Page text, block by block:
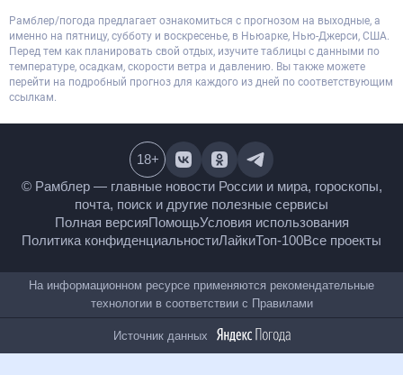
Рамблер/погода предлагает ознакомиться с прогнозом на выходные, а
именно на пятницу, субботу и воскресенье, в Ньюарке, Нью-Джерси, США.
Перед тем как планировать свой отдых, изучите таблицы с данными по
температуре, осадкам, скорости ветра и давлению. Вы также можете
перейти на подробный прогноз для каждого из дней по соответствующим
ссылкам.
© Рамблер — главные новости России и мира,
гороскопы, почта, поиск и другие полезные сервисы
Полная версияПомощьУсловия использования
Политика конфиденциальностиЛайкиТоп-100
18+
На информационном ресурсе применяются
рекомендательные технологии в соответствии сПравилами
Источник данных